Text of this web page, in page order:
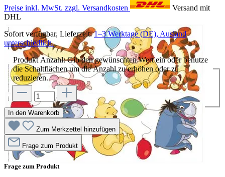
Preise inkl. MwSt. zzgl. Versandkosten
Versand mit
DHL
Sofort verfügbar, Lieferzeit:1–3 Werktage (DE), Ausland
unterschiedlich.
Produkt Anzahl: Gib den gewünschten Wert ein oder benutze
die Schaltflächen um die Anzahl zu erhöhen oder zu
reduzieren.
In den Warenkorb
Zum Merkzettel hinzufügen
Frage zum Produkt
Frage zum Produkt